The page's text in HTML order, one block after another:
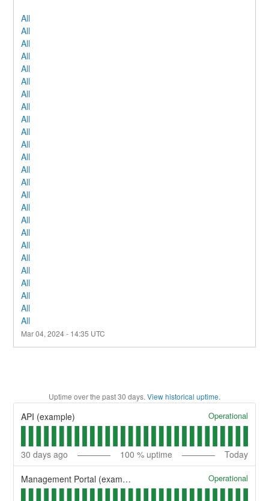
All
All
All
All
All
All
All
All
All
All
All
All
All
All
All
All
All
All
All
All
All
All
All
All
All
Mar04,2024- 14:35 UTC
Uptime over the past30 days. View historical uptime.
API (example) Operational
30 days ago 100 % uptime Today
Management Portal (example) Operational